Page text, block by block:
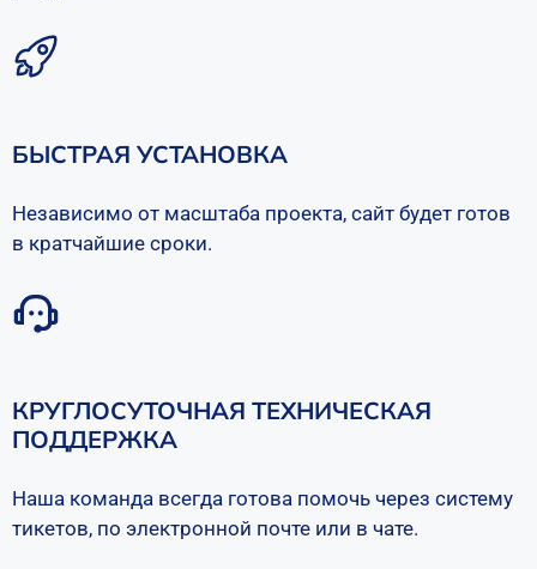
БЫСТРАЯ УСТАНОВКА
Независимо от масштаба проекта, сайт будет готов
в кратчайшие сроки.
КРУГЛОСУТОЧНАЯ ТЕХНИЧЕСКАЯ
ПОДДЕРЖКА
Наша команда всегда готова помочь через систему
тикетов, по электронной почте или в чате.